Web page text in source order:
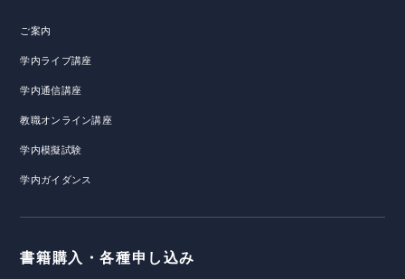
ご案内
学内ライブ講座
学内通信講座
教職オンライン講座
学内模擬試験
学内ガイダンス
書籍購入・各種申し込み